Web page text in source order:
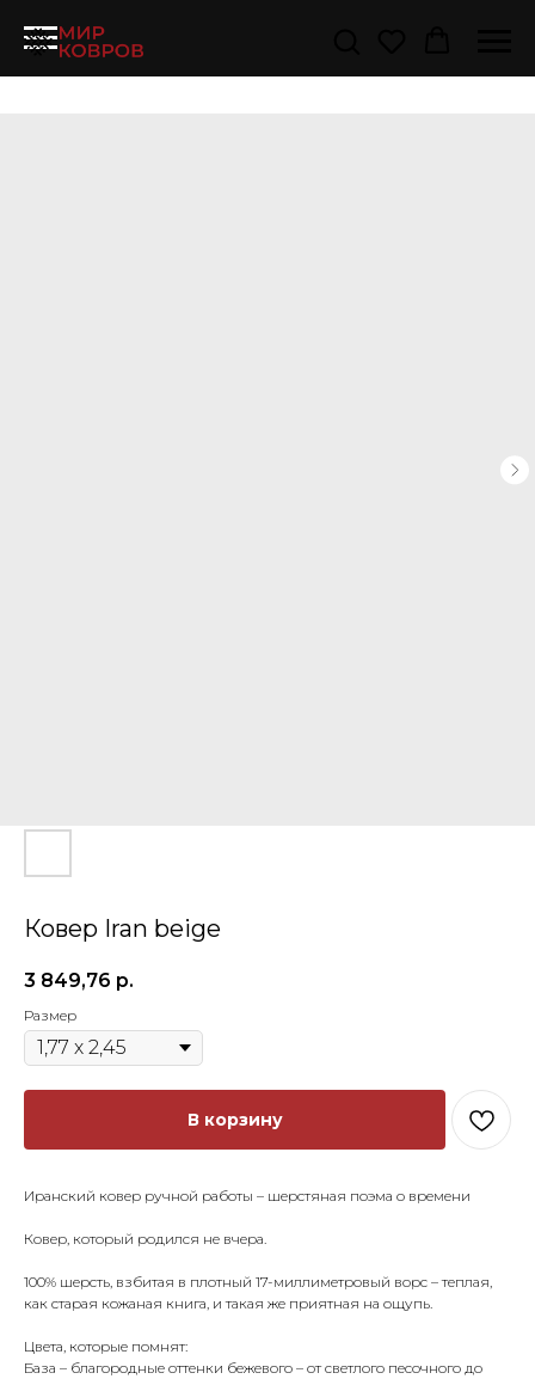
Ковер Iran beige
3 849,76 р.
Размер
В корзину
Иранский ковер ручной работы – шерстяная поэма о времени
Ковер, который родился не вчера.
100% шерсть, взбитая в плотный 17-миллиметровый ворс – теплая,
как старая кожаная книга, и такая же приятная на ощупь.
Цвета, которые помнят:
База – благородные оттенки бежевого – от светлого песочного до